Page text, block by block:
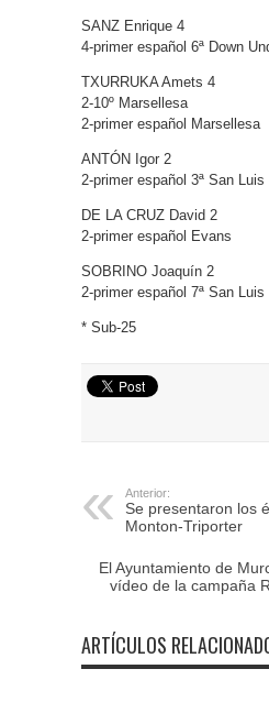
SANZ Enrique 4
4-primer español 6ª Down
TXURRUKA Amets 4
2-10º Marsellesa
2-primer español Marsellesa
ANTÓN Igor 2
2-primer español 3ª San Luis
DE LA CRUZ David 2
2-primer español Evans
SOBRINO Joaquín 2
2-primer español 7ª San Luis
* Sub-25
Anterior:
Se presentaron los
Monton-Triporter
El Ayuntamiento de
vídeo de la campaña
ARTÍCULOS